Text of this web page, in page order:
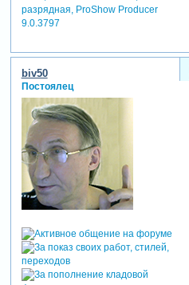
разрядная, ProShow Producer
9.0.3797
biv50
Постоялец